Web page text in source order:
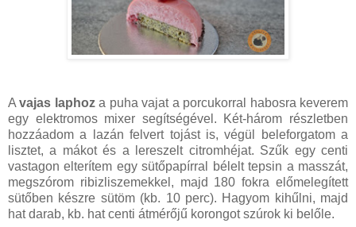
Avajas laphoza puha vajat a porcukorral habosra keverem
egy elektromos mixer segítségével. Két-három részletben
hozzáadom a lazán felvert tojást is, végül beleforgatom a
lisztet, a mákot és a lereszelt citromhéjat. Szűk egy centi
vastagon elterítem egy sütőpapírral bélelt tepsin a masszát,
megszórom ribizliszemekkel, majd 180 fokra előmelegített
sütőben készre sütöm (kb. 10 perc). Hagyom kihűlni, majd
hat darab, kb. hat centi átmérőjű korongot szúrok ki belőle.